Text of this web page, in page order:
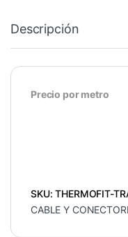
Descripción
Precio por metro
SKU:THERMOFIT-
CABLE Y